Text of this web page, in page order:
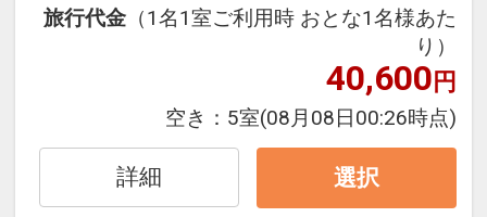
「食事なしプラン」と「朝食付プラン」
●「食事なしプラン」と「朝食付プラ
ン」を掲載しています。
※ご覧のページがどちらかを
【食事条
旅行代金 （1名1室ご利用時 おとな1名様あた
り）
40,600円
空き： 5室(08月08日00:26時点)
詳細 選択